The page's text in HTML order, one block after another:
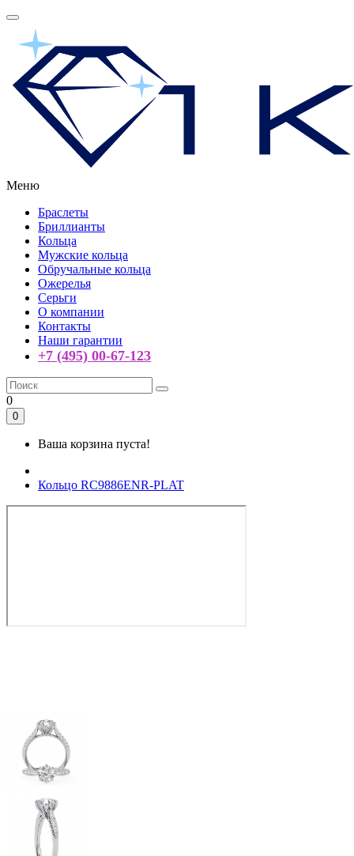
Меню
Браслеты
Бриллианты
Кольца
Мужские кольца
Обручальные кольца
Ожерелья
Серьги
О компании
Контакты
Наши гарантии
+7 (495) 00-67-123
0
0
Ваша корзина пуста!
Кольцо RC9886ENR-PLAT